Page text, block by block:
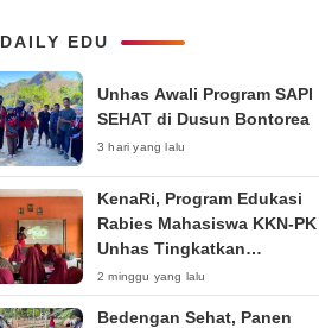
Bicara
DAILY EDU
Unhas Awali Program SAPI
SEHAT di Dusun Bontorea
3 hari yang lalu
KenaRi, Program Edukasi
Rabies Mahasiswa KKN-PK
Unhas Tingkatkan
Kesadaran Siswa SD Negeri
Maccorawalie
2 minggu yang lalu
Bedengan Sehat, Panen